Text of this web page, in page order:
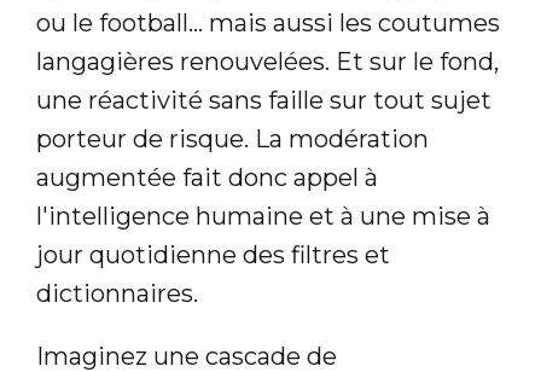
ou le football… mais aussi les coutumes
langagières renouvelées. Et sur le fond,
une réactivité sans faille sur tout sujet
porteur de risque. La modération
augmentée fait donc appel à
l'intelligence humaine et à une mise à
jour quotidienne des filtres et
dictionnaires.
Imaginez une cascade de